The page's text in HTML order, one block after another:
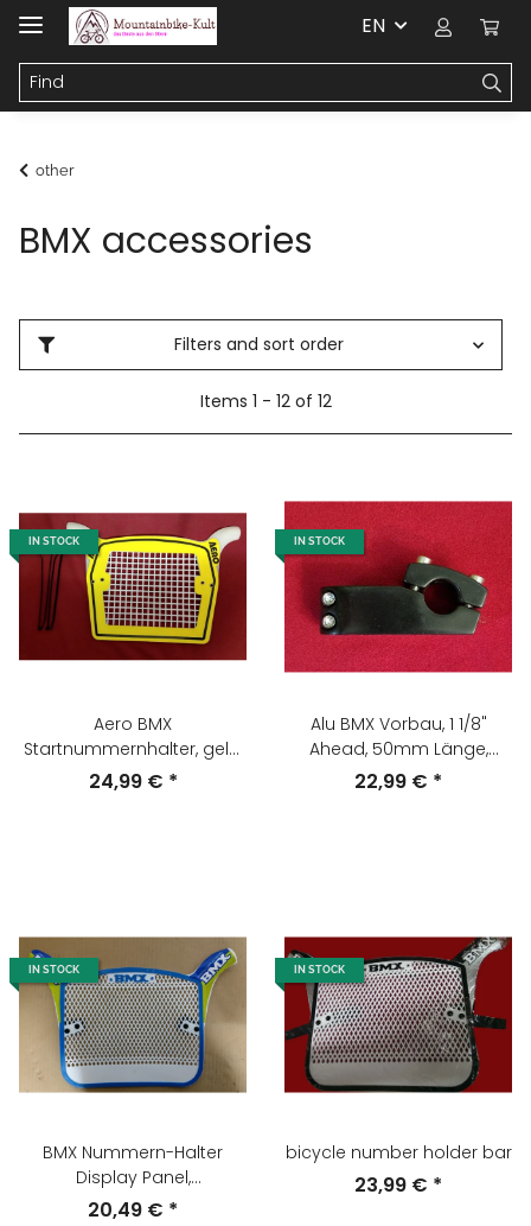
EN
other
BMX accessories
Filters and sort order
Items 1 - 12 of 12
IN STOCK
Aero BMX
Startnummernhalter, gelb,
NEU
24,99 € *
IN STOCK
Alu BMX Vorbau, 1 1/8"
Ahead, 50mm Länge,
22,2mm Lenkerklemmung,
22,99 € *
IN STOCK
BMX Nummern-Halter
Display Panel,
weiß/blau/grün, NEU
20,49 € *
IN STOCK
bicycle number holder bar
23,99 € *